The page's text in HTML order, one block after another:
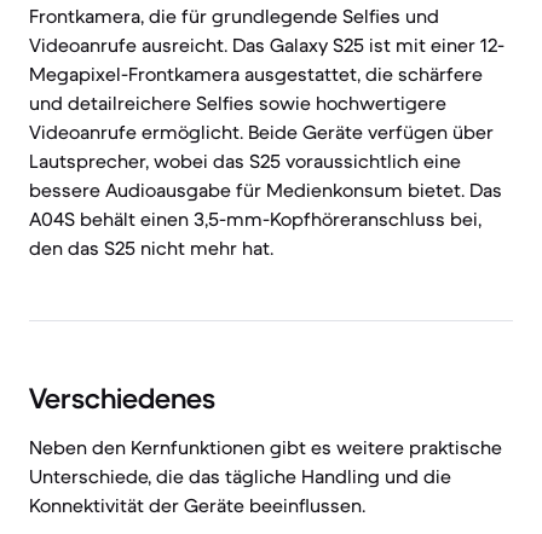
Frontkamera, die für grundlegende Selfies und
Videoanrufe ausreicht. Das Galaxy S25 ist mit einer 12-
Megapixel-Frontkamera ausgestattet, die schärfere
und detailreichere Selfies sowie hochwertigere
Videoanrufe ermöglicht. Beide Geräte verfügen über
Lautsprecher, wobei das S25 voraussichtlich eine
bessere Audioausgabe für Medienkonsum bietet. Das
A04S behält einen 3,5-mm-Kopfhöreranschluss bei,
den das S25 nicht mehr hat.
Verschiedenes
Neben den Kernfunktionen gibt es weitere praktische
Unterschiede, die das tägliche Handling und die
Konnektivität der Geräte beeinflussen.